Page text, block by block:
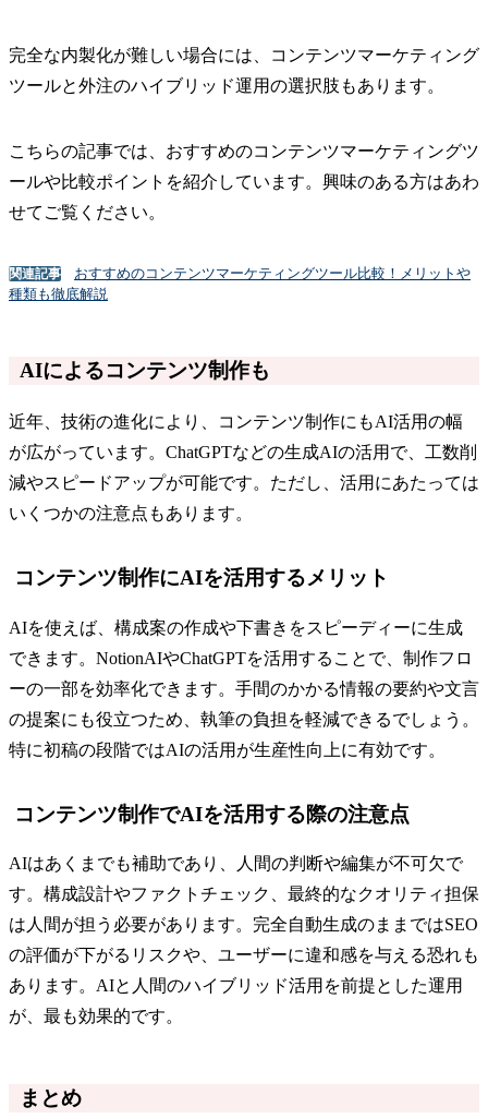
完全な内製化が難しい場合には、コンテンツマーケティング
ツールと外注のハイブリッド運用の選択肢もあります。
こちらの記事では、おすすめのコンテンツマーケティングツ
ールや比較ポイントを紹介しています。興味のある方はあわ
せてご覧ください。
関連記事
おすすめのコンテンツマーケティングツール比較！メリットや
種類も徹底解説
AIによるコンテンツ制作も
近年、技術の進化により、コンテンツ制作にもAI活用の幅
が広がっています。ChatGPTなどの生成AIの活用で、工数削
減やスピードアップが可能です。ただし、活用にあたっては
いくつかの注意点もあります。
コンテンツ制作にAIを活用するメリット
AIを使えば、構成案の作成や下書きをスピーディーに生成
できます。NotionAIやChatGPTを活用することで、制作フロ
ーの一部を効率化できます。手間のかかる情報の要約や文言
の提案にも役立つため、執筆の負担を軽減できるでしょう。
特に初稿の段階ではAIの活用が生産性向上に有効です。
コンテンツ制作でAIを活用する際の注意点
AIはあくまでも補助であり、人間の判断や編集が不可欠で
す。構成設計やファクトチェック、最終的なクオリティ担保
は人間が担う必要があります。完全自動生成のままではSEO
の評価が下がるリスクや、ユーザーに違和感を与える恐れも
あります。AIと人間のハイブリッド活用を前提とした運用
が、最も効果的です。
まとめ